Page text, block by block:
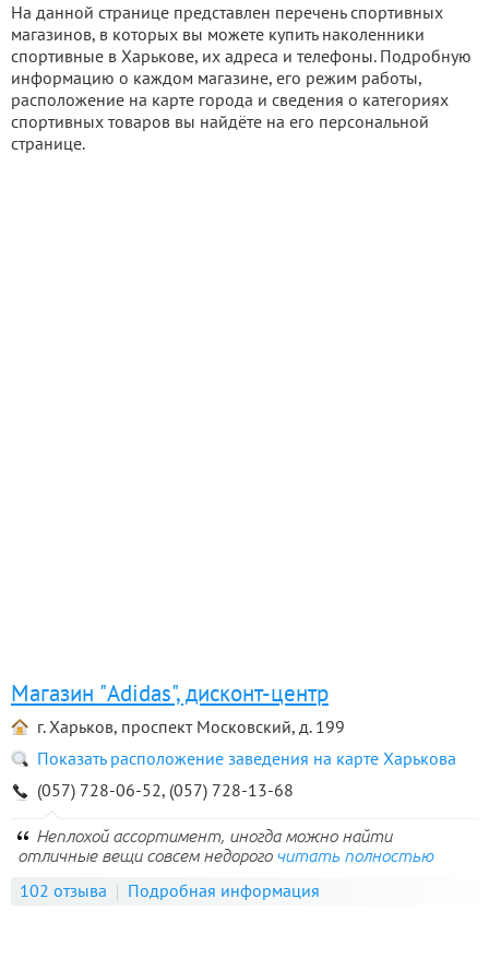
На данной странице представлен перечень спортивных
магазинов, в которых вы можете купить наколенники
спортивные в Харькове, их адреса и телефоны. Подробную
информацию о каждом магазине, его режим работы,
расположение на карте города и сведения о категориях
спортивных товаров вы найдёте на его персональной
странице.
Магазин "Adidas", дисконт-центр
г. Харьков, проспект Московский, д. 199
Показать расположение заведения на карте Харькова
(057) 728-06-52, (057) 728-13-68
Неплохой ассортимент, иногда можно найти
отличные вещи совсем недорого читать полностью
102 отзыва Подробная информация